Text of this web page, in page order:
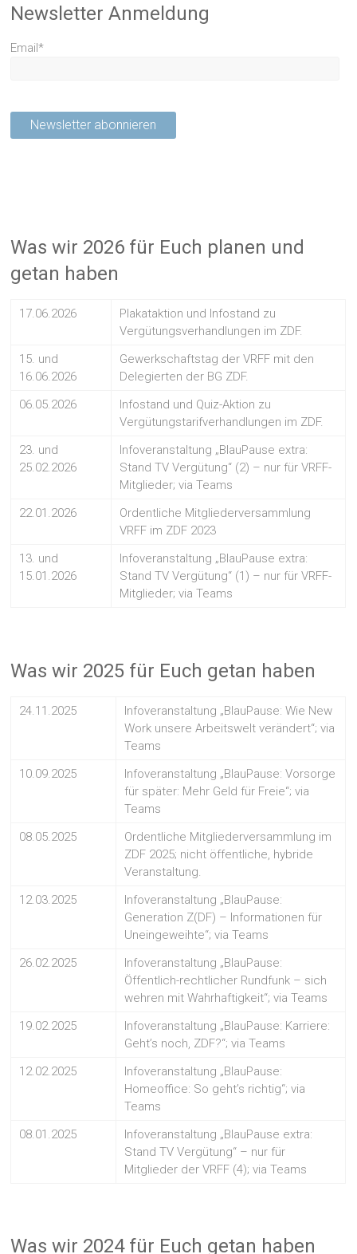
Newsletter Anmeldung
Email*
Was wir 2026 für Euch planen und
getan haben
17.06.2026
Plakataktion und Infostand zu
Vergütungsverhandlungen im ZDF.
15. und
16.06.2026
Gewerkschaftstag der VRFF mit den
Delegierten der BG ZDF.
06.05.2026
Infostand und Quiz-Aktion zu
Vergütungstarifverhandlungen im ZDF.
23. und
25.02.2026
Infoveranstaltung „BlauPause extra:
Stand TV Vergütung“ (2) – nur für VRFF-
Mitglieder; via Teams
22.01.2026
Ordentliche Mitgliederversammlung
VRFF im ZDF 2023
13. und
15.01.2026
Infoveranstaltung „BlauPause extra:
Stand TV Vergütung“ (1) – nur für VRFF-
Mitglieder; via Teams
Was wir 2025 für Euch getan haben
24.11.2025
Infoveranstaltung „BlauPause: Wie New
Work unsere Arbeitswelt verändert“; via
Teams
10.09.2025
Infoveranstaltung „BlauPause: Vorsorge
für später: Mehr Geld für Freie“; via
Teams
08.05.2025
Ordentliche Mitgliederversammlung im
ZDF 2025; nicht öffentliche, hybride
Veranstaltung.
12.03.2025
Infoveranstaltung „BlauPause:
Generation Z(DF) – Informationen für
Uneingeweihte“; via Teams
26.02.2025
Infoveranstaltung „BlauPause:
Öffentlich-rechtlicher Rundfunk – sich
wehren mit Wahrhaftigkeit“; via Teams
19.02.2025
Infoveranstaltung „BlauPause: Karriere:
Geht’s noch, ZDF?“; via Teams
12.02.2025
Infoveranstaltung „BlauPause:
Homeoffice: So geht’s richtig“; via
Teams
08.01.2025
Infoveranstaltung „BlauPause extra:
Stand TV Vergütung“ – nur für
Mitglieder der VRFF (4); via Teams
Was wir 2024 für Euch getan haben